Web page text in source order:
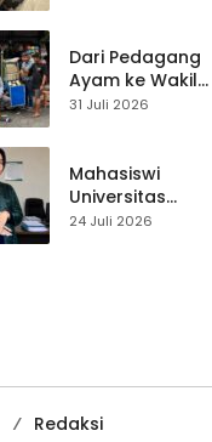
Live Streaming
Dari Pedagang
Ayam ke Wakil
Ketua DPRD, H.
Pasar Cisaat
31 Juli 2026
Mahasiswi
Universitas
Muhammadiyah
24 Juli 2026
Redaksi